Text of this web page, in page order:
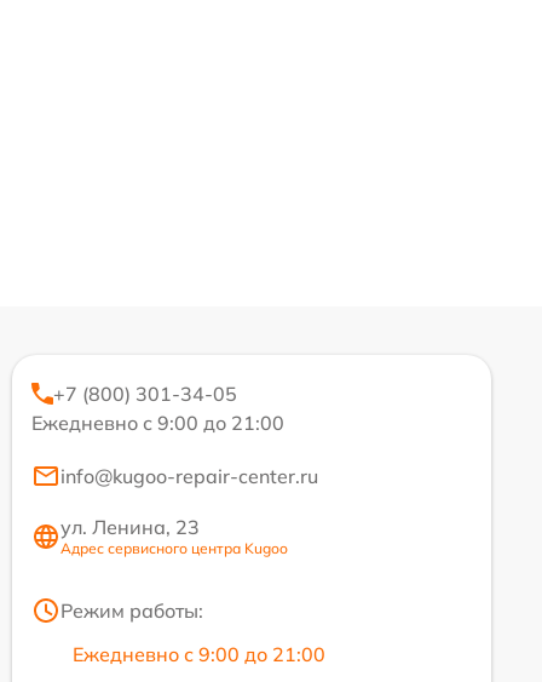
+7 (800) 301-34-05
Ежедневно с 9:00 до 21:00
info@kugoo-repair-center.ru
ул. Ленина, 23
Адрес сервисного центра Kugoo
Режим работы:
Ежедневно с 9:00 до 21:00